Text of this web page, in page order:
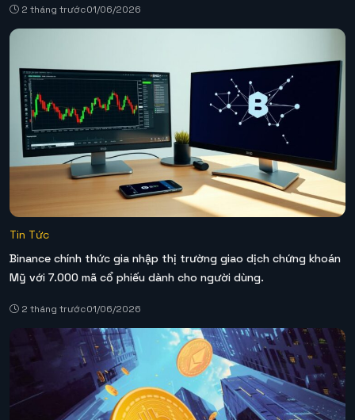
2 tháng trước01/06/2026
Tin Tức
Binance chính thức gia nhập thị trường giao dịch chứng khoán
Mỹ với 7.000 mã cổ phiếu dành cho người dùng.
2 tháng trước01/06/2026